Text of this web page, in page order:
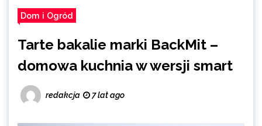
Dom i Ogród
Tarte bakalie marki BackMit –
domowa kuchnia w wersji smart
redakcja 7 lat ago